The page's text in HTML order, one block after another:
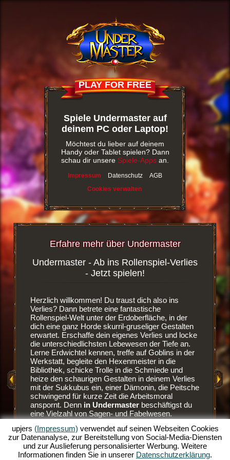
PLAY FOR FREE
Spiele Undermaster auf
deinem PC oder Laptop!
Möchtest du lieber auf deinem
Handy oder Tablet spielen? Dann
schau dir unsere Spiele-Apps an.
Impressum Datenschutz
AGB
Cookies verwalten
Erfahre mehr über Undermaster
du
Undermaster - Ab ins Rollenspiel-Verlies
- Jetzt spielen!
Herzlich willkommen! Du traust dich also ins
Verlies? Dann betrete eine fantastische
Rollenspiel-Welt unter der Erdoberfläche, in der
dich eine ganz Horde skurril-gruseliger Gestalten
erwartet. Erschaffe dein eigenes Verlies und locke
die unterschiedlichsten Lebewesen der Tiefe an.
Lerne Erdwichtel kennen, treffe auf Goblins in der
Werkstatt, begleite den Hexenmeister in die
Bibliothek, schicke Trolle in die Schmiede und
heize den schaurigen Gestalten in deinem Verlies
mit der Sukkubus ein, einer Dämonin, die Peitsche
schwingend für kurze Zeit die Arbeitsmoral
anspornt. Denn in Undermasterbeschäftigst du
eine Vielzahl von Sagen- und Fabelwesen.
und baue es über mehrere Ebenen aus.
Schmücke es mit tollen Items, baue die Räume
aus und illuminiere die düstere Szenerie mit bunten
Fackeln. Erlebe die Spieltiefen dieses
Es ist
den
dein
der
neue
Sobald
aber
und
es
lässt.
Monster
upjers (Impressum) verwendet auf seinen Webseiten Cookies
zur Datenanalyse, zur Bereitstellung von Social-Media-Diensten
und zur Auslieferung personalisierter Werbung. Weitere
Informationen finden Sie in unserer Datenschutzerklärung.